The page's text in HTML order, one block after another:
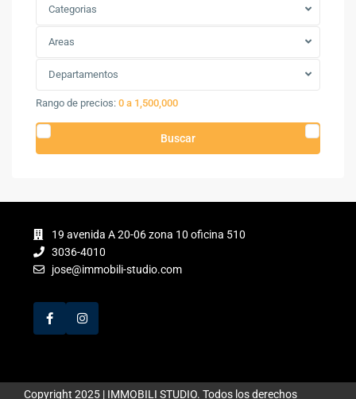
Categorias
Areas
Departamentos
Rango de precios: 0 a 1,500,000
Buscar
19 avenida A 20-06 zona 10 oficina 510
3036-4010
jose@immobili-studio.com
Copyright 2025 | IMMOBILI STUDIO. Todos los derechos